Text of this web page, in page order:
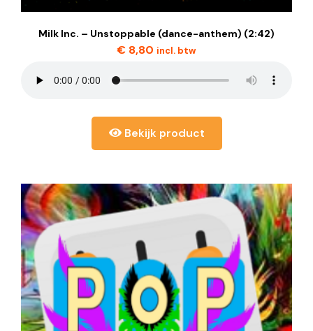
Milk Inc. – Unstoppable (dance-anthem) (2:42)
€ 8,80 incl. btw
Bekijk product